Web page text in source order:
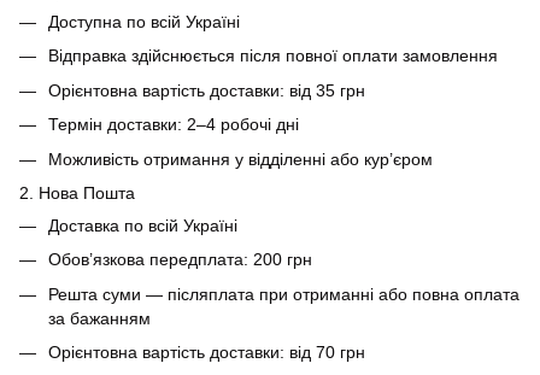
Доступна по всій Україні
Відправка здійснюється після повної оплати замовлення
Орієнтовна вартість доставки: від 35 грн
Термін доставки: 2–4 робочі дні
Можливість отримання у відділенні або кур’єром
2. Нова Пошта
Доставка по всій Україні
Обов’язкова передплата: 200 грн
Решта суми — післяплата при отриманні або повна оплата
за бажанням
Орієнтовна вартість доставки: від 70 грн